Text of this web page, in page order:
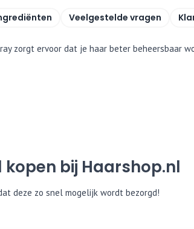
Veelgestelde vragen
zorgt ervoor dat je haar beter
kopen bij Haarshop.nl
deze zo snel mogelijk wordt bezorgd!